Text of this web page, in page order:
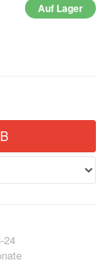
Auf Lager
24